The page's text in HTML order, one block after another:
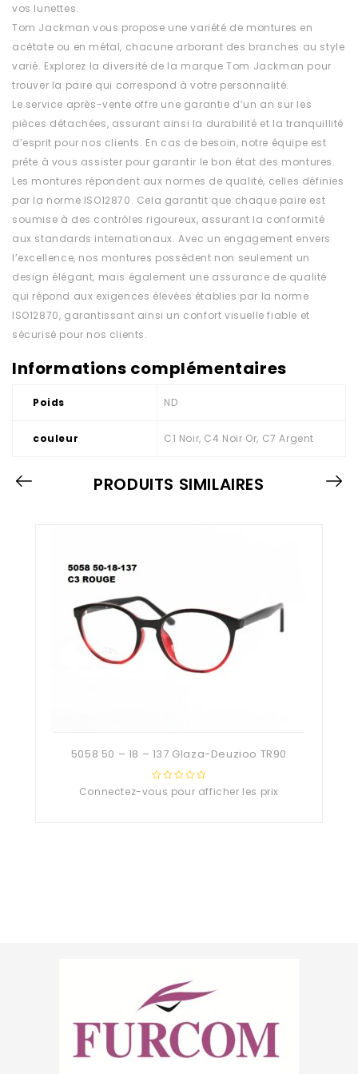
vos lunettes.
Tom Jackman vous propose une variété de montures en
acétate ou en métal, chacune arborant des branches au style
varié. Explorez la diversité de la marque Tom Jackman pour
trouver la paire qui correspond à votre personnalité.
Le service après-vente offre une garantie d’un an sur les
pièces détachées, assurant ainsi la durabilité et la tranquillité
d’esprit pour nos clients. En cas de besoin, notre équipe est
prête à vous assister pour garantir le bon état des montures.
Les montures répondent aux normes de qualité, celles définies
par la norme ISO12870. Cela garantit que chaque paire est
soumise à des contrôles rigoureux, assurant la conformité
aux standards internationaux. Avec un engagement envers
l’excellence, nos montures possèdent non seulement un
design élégant, mais également une assurance de qualité
qui répond aux exigences élevées établies par la norme
ISO12870, garantissant ainsi un confort visuelle fiable et
sécurisé pour nos clients.
Informations complémentaires
Poids ND
couleur C1 Noir, C4 Noir Or, C7 Argent
PRODUITS SIMILAIRES
5058 50 – 18 – 137 Glaza-Deuzioo TR90
0
Connectez-vous pour afficher les prix